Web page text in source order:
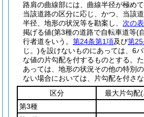
路肩の曲線部には、曲線半径が極め
当該道路の区分に応じ、かつ、当該
半径、地形の状況等を勘案し、 次の表
掲げる値(第3種の道路で自転車道等(
行者道をいう。 第24条第1項及び第
じ。)を設けないものにあっては、6
な値の片勾配を付するものとする。
あっては、地形の状況その他の特別
ない場合においては、片勾配を付さな
区分
最大片勾配(
第3種